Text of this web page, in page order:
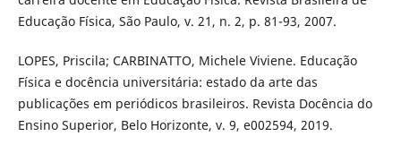
Educação Física, São Paulo, v. 21, n. 2, p. 81-93, 2007.
LOPES, Priscila; CARBINATTO, Michele Viviene. Educação
Física e docência universitária: estado da arte das
publicações em periódicos brasileiros. Revista Docência do
Ensino Superior, Belo Horizonte, v. 9, e002594, 2019.